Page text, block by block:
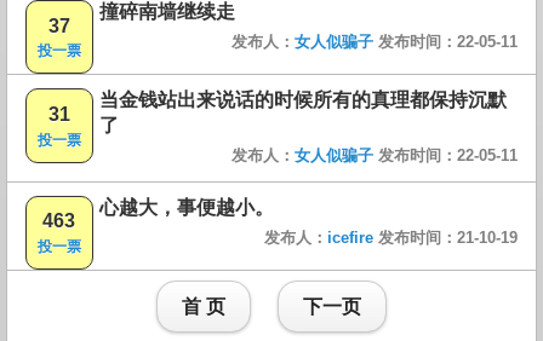
37
投一票
撞碎南墙继续走
发布人： 女人似骗子 发布时间：22-05-11
31
投一票
当金钱站出来说话的时候所有的真理都保持沉默
了
发布人： 女人似骗子 发布时间：22-05-11
463
投一票
心越大，事便越小。
发布人： icefire 发布时间：21-10-19
首 页 下一页